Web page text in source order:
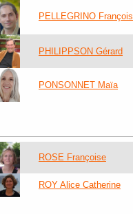
PELLEGRINO François
PHILIPPSON Gérard
PONSONNET Maïa
ROSE Françoise
ROY Alice Catherine